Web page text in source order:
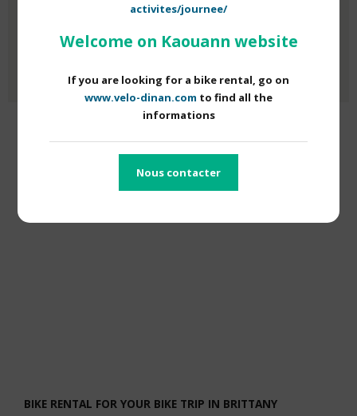
RETOUR À NOS ACTUALITÉS
À LIRE AUSSI
BIKE RENTAL FOR YOUR BIKE TRIP IN BRITTANY
activites/journee/
Welcome on Kaouann website
If you are looking for a bike rental, go on
www.velo-dinan.com to find all the
informations
Nous contacter